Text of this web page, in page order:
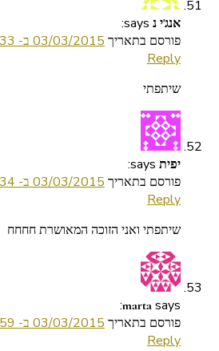
אנג'י נ says:
פורסם בתאריך 03/03/2015 ב- 21:33
Reply
שיתפתי
יפית says:
פורסם בתאריך 03/03/2015 ב- 20:34
Reply
שיתפתי ואני הזוכה המאושרת חחחח
marta says:
פורסם בתאריך 03/03/2015 ב- 19:59
Reply